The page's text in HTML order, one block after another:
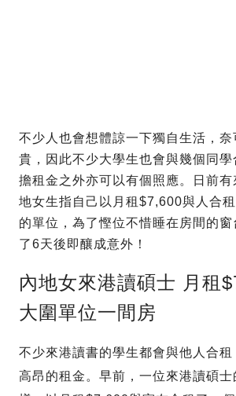
不少人也會想體諒一下獨自生活，奈
貴，因此不少大學生也會與幾個同學
擔租金之外亦可以有個照應。日前有
地女生指自己以月租$7,600與人合
的單位，為了慳位不惜睡在房間的
了6天後即釀成意外！
內地女來港讀碩士 月租
大圍單位一間房
不少來港讀書的學生都會與他人合租
高昂的租金。早前，一位來港讀碩士